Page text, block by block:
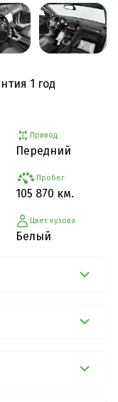
1 год
Привод
Передний
Пробег
105 870 км.
Цвет кузова
Белый